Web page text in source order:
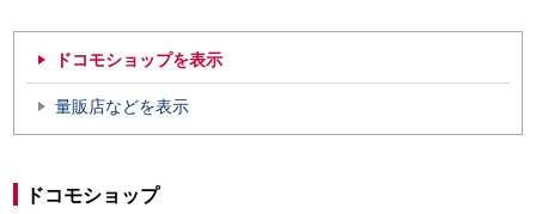
ドコモショップを表示
量販店などを表示
ドコモショップ